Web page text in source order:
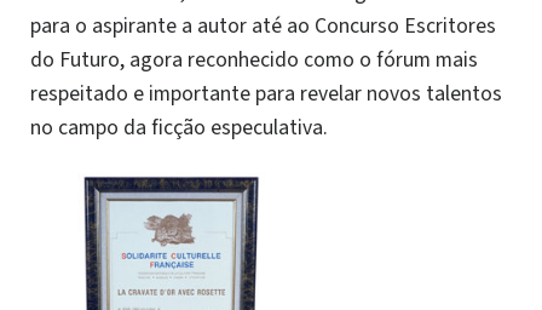
para o aspirante a autor até ao Concurso Escritores
do Futuro, agora reconhecido como o fórum mais
respeitado e importante para revelar novos talentos
no campo da ficção especulativa.